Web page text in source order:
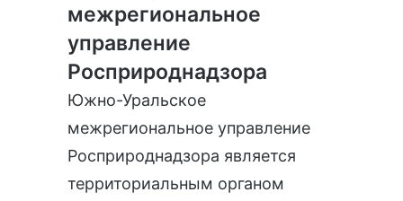
межрегиональное
управление
Росприроднадзора
Южно-Уральское
межрегиональное управление
Росприроднадзора является
территориальным органом